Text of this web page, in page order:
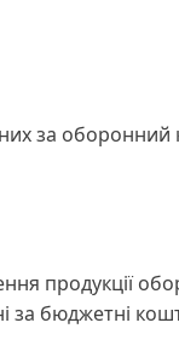
за оборонний
продукції
за бюджетні